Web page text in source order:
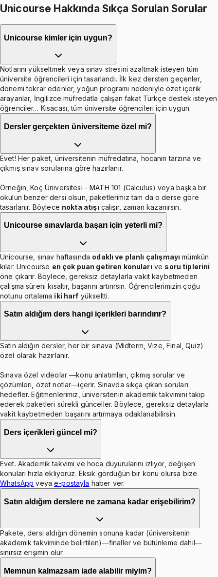
Unicourse Hakkında Sıkça Sorulan Sorular
Unicourse kimler için uygun?
Notlarını yükseltmek veya sınav stresini azaltmak isteyen tüm
üniversite öğrencileri için tasarlandı. İlk kez dersten geçenler,
dönemi tekrar edenler, yoğun programı nedeniyle özet içerik
arayanlar, İngilizce müfredatla çalışan fakat Türkçe destek isteyen
öğrenciler… Kısacası, tüm üniversite öğrencileri için uygun.
Dersler gerçekten üniversiteme özel mi?
Evet! Her paket, üniversitenin müfredatına, hocanın tarzına ve
çıkmış sınav sorularına göre hazırlanır.
Örneğin, Koç Üniversitesi - MATH 101 (Calculus) veya başka bir
okulun benzer dersi olsun, paketlerimiz tam da o derse göre
tasarlanır. Böylece nokta atışı çalışır, zaman kazanırsın.
Unicourse sınavlarda başarı için yeterli mi?
Unicourse, sınav haftasında odaklı ve planlı çalışmayı mümkün
kılar. Unicourse en çok puan getiren konuları ve soru tiplerini
öne çıkarır. Böylece, gereksiz detaylarla vakit kaybetmeden
çalışma süreni kısaltır, başarını artırırsın. Öğrencilerimizin çoğu
notunu ortalama iki harf yükseltti.
Satın aldığım ders hangi içerikleri barındırır?
Satın aldığın dersler, her bir sınava (Midterm, Vize, Final, Quiz)
özel olarak hazırlanır.
Sınava özel videolar —konu anlatımları, çıkmış sorular ve
çözümleri, özet notlar—içerir. Sınavda sıkça çıkan soruları
hedefler. Eğitmenlerimiz, üniversitenin akademik takvimini takip
ederek paketleri sürekli günceller. Böylece, gereksiz detaylarla
vakit kaybetmeden başarını artırmaya odaklanabilirsin.
Ders içerikleri güncel mi?
Evet. Akademik takvimi ve hoca duyurularını izliyor, değişen
konuları hızla ekliyoruz. Eksik gördüğün bir konu olursa bize
WhatsApp veya e-postayla haber ver.
Satın aldığım derslere ne zamana kadar erişebilirim?
Pakete, dersi aldığın dönemin sonuna kadar (üniversitenin
akademik takviminde belirtilen)—finaller ve bütünleme dahil—
sınırsız erişimin olur.
Memnun kalmazsam iade alabilir miyim?